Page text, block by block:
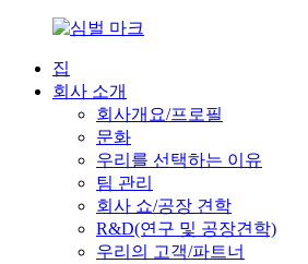
집
회사 소개
회사개요/프로필
문화
우리를 선택하는 이유
팀 관리
회사 쇼/공장 견학
R&D(연구 및 공장견학)
우리의 고객/파트너